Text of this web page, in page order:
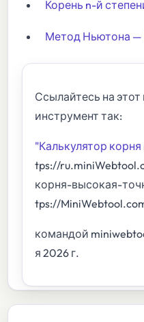
Корень n-й
Метод Ньютона —
Ссылайтесь на
инструмент так:
"Калькулятор
tps://
корня-высокая-
tps://
командой
я 2026 г.